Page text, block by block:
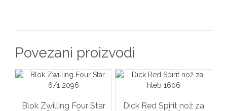
Povezani proizvodi
Blok Zwilling Four Star
Dick Red Spirit nož za